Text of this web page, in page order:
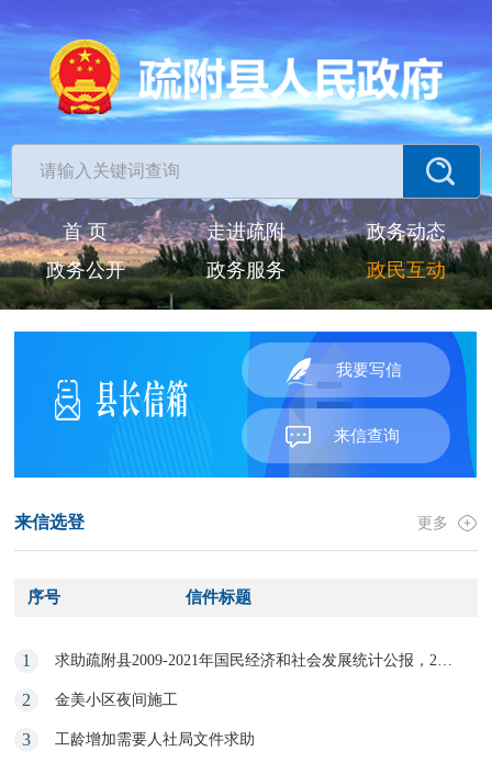
首 页 走进疏附
政务动态
政务公开
政务服务 政民互动
我要写信
来信查询
来信选登 更多
序号 信件标题
1
2 金美小区夜间施工
3 工龄增加需要人社局文件求助